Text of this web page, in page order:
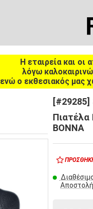
Η εταιρεία και οι
λόγω
ενώ ο εκθεσιακός μας
[#29285]
Πιατέλα
BONNA